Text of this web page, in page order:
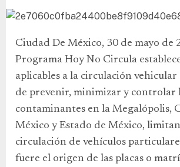
Ciudad De México, 30 de mayo de
Programa Hoy No Circula
aplicables a la circulación vehicular
de prevenir, minimizar y controlar
contaminantes en la Megalópolis,
México y Estado de México,
circulación de vehículos
fuere el origen de las placas o